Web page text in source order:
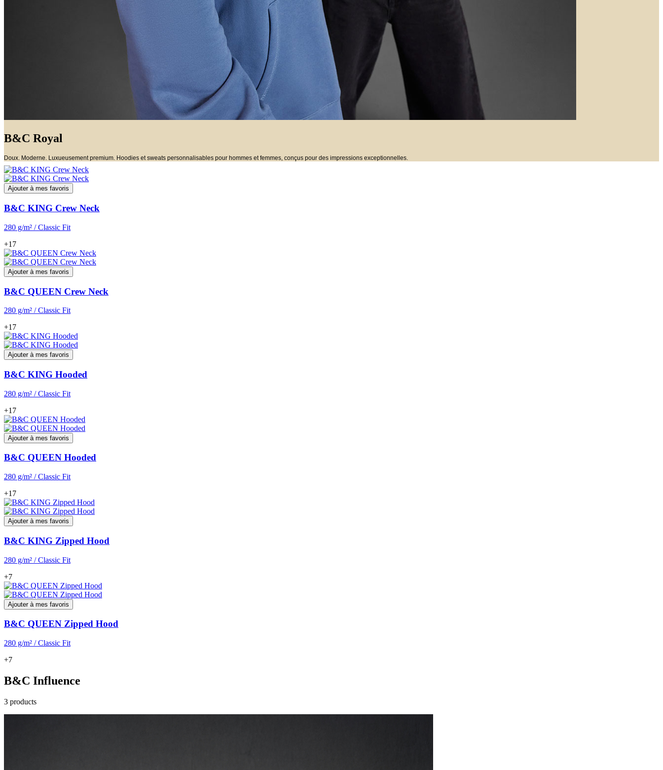
B&C Royal
Doux. Moderne. Luxueusement premium. Hoodies et sweats personnalisables pour hommes et femmes, conçus pour des impressions exceptionnelles.
Ajouter à mes favoris
B&C KING Crew Neck
280 g/m² / Classic Fit
+17
Ajouter à mes favoris
B&C QUEEN Crew Neck
280 g/m² / Classic Fit
+17
Ajouter à mes favoris
B&C KING Hooded
280 g/m² / Classic Fit
+17
Ajouter à mes favoris
B&C QUEEN Hooded
280 g/m² / Classic Fit
+17
Ajouter à mes favoris
B&C KING Zipped Hood
280 g/m² / Classic Fit
+7
Ajouter à mes favoris
B&C QUEEN Zipped Hood
280 g/m² / Classic Fit
+7
B&C Influence
3 products